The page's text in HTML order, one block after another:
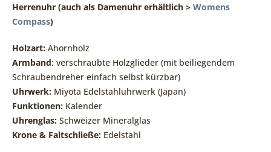
Herrenuhr (auch als Damenuhr erhältlich > Womens
Compass)
Holzart: Ahornholz
Armband: verschraubte Holzglieder (mit beiliegendem
Schraubendreher einfach selbst kürzbar)
Uhrwerk: Miyota Edelstahluhrwerk (Japan)
Funktionen: Kalender
Uhrenglas: Schweizer Mineralglas
Krone & Faltschließe: Edelstahl